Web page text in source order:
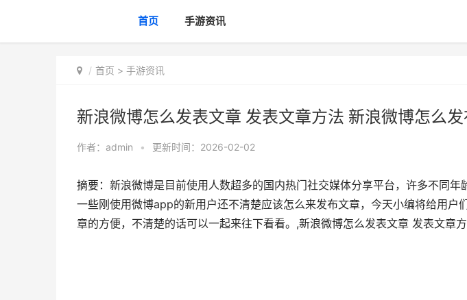
首页 手游资讯
首页 > 手游资讯
新浪微博怎么发表文章 发表文章方法 新浪微博怎么
作者： admin • 更新时间：2026-02-02
摘要：新浪微博是目前使用人数超多的国内热门社交媒体分享平台，许多不同年
一些刚使用微博app的新用户还不清楚应该怎么来发布文章，今天小编将给用户
章的方便，不清楚的话可以一起来往下看看。,新浪微博怎么发表文章 发表文章